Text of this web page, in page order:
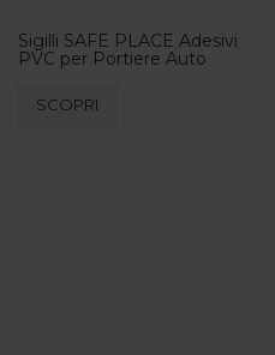
prodotto
Sigilli SAFE PLACE Adesivi
PVC per Portiere Auto
SCOPRI